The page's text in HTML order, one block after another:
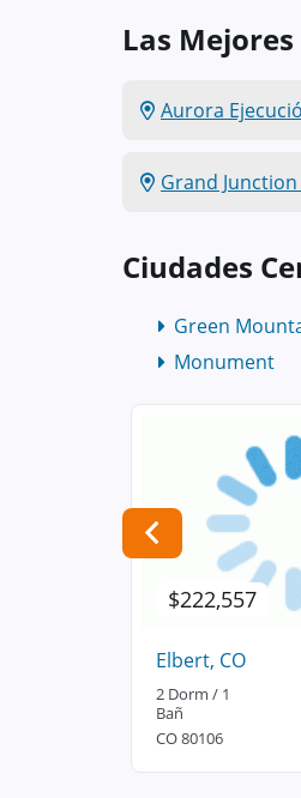
Las
Aurora
Grand
Ciudades
Green
Monument
$222,557
Elbert, CO
2 Dorm / 1
Bañ
CO 80106